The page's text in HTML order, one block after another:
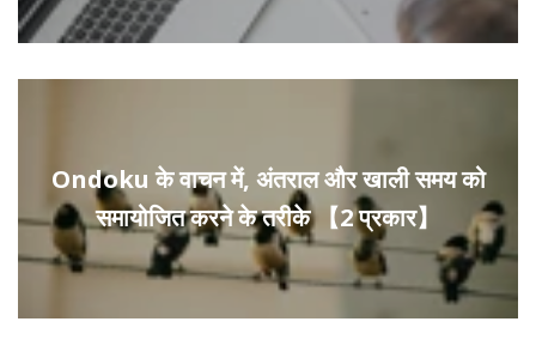
Ondoku के वाचन में, अंतराल और खाली समय को
समायोजित करने के तरीके 【2 प्रकार】